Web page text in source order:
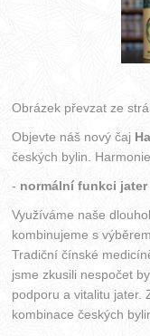
Obrázek převzat ze
Objevte náš nový čaj
českých bylin.
- normální funkci jater
Využíváme naše
kombinujeme s
Tradiční čínské
jsme zkusili nespočet
podporu a vitalitu jater.
kombinace českých